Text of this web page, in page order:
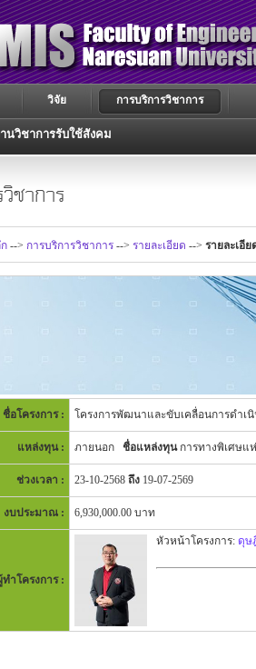
วิจัย การบริการวิชาการ
นวิชาการรับใช้สังคม
ชาการ
--> การบริการวิชาการ --> รายละเอียด --> รายละเอี
ชื่อโครงการ : โครงการพัฒนาและขับเคลื่อนการดำเ
แหล่งทุน : ภายนอก ชื่อแหล่งทุนการทางพิเศษแ
ช่วงเวลา : 23-10-2568 ถึง 19-07-2569
งบประมาณ : 6,930,000.00 บาท
ทำโครงการ :
หัวหน้าโครงการ: ดุษ